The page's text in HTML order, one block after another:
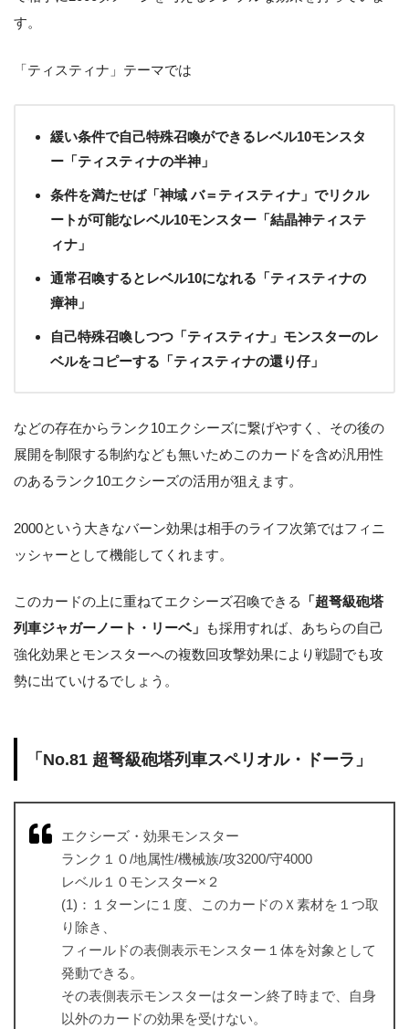
す。
「ティスティナ」テーマでは
緩い条件で自己特殊召喚ができるレベル10モンスタ
ー「ティスティナの半神」
条件を満たせば「神域 バ＝ティスティナ」でリクル
ートが可能なレベル10モンスター「結晶神ティステ
ィナ」
通常召喚するとレベル10になれる「ティスティナの
瘴神」
自己特殊召喚しつつ「ティスティナ」モンスターのレ
ベルをコピーする「ティスティナの還り仔」
などの存在からランク10エクシーズに繋げやすく、その後の
展開を制限する制約なども無いためこのカードを含め汎用性
のあるランク10エクシーズの活用が狙えます。
2000という大きなバーン効果は相手のライフ次第ではフィニ
ッシャーとして機能してくれます。
このカードの上に重ねてエクシーズ召喚できる
「超弩級砲塔
列車ジャガーノート・リーベ」
も採用すれば、あちらの自己
強化効果とモンスターへの複数回攻撃効果により戦闘でも攻
勢に出ていけるでしょう。
「No.81 超弩級砲塔列車スペリオル・ドーラ」
エクシーズ・効果モンスター
ランク１０/地属性/機械族/攻3200/守4000
レベル１０モンスター×２
(1)：１ターンに１度、このカードのＸ素材を１つ取
り除き、
フィールドの表側表示モンスター１体を対象として
発動できる。
その表側表示モンスターはターン終了時まで、自身
以外のカードの効果を受けない。